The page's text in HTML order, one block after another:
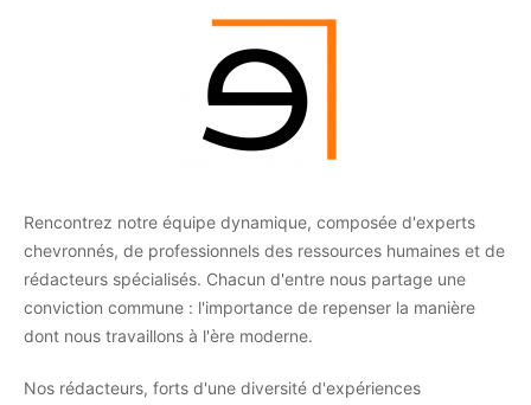
Rencontrez notre équipe dynamique, composée d'experts
chevronnés, de professionnels des ressources humaines et de
rédacteurs spécialisés. Chacun d'entre nous partage une
conviction commune : l'importance de repenser la manière
dont nous travaillons à l'ère moderne.
Nos rédacteurs, forts d'une diversité d'expériences